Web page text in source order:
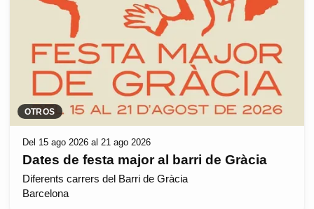
OTROS
Del 15 ago 2026 al 21 ago 2026
Dates de festa major al barri de Gràcia
Diferents carrers del Barri de Gràcia
Barcelona